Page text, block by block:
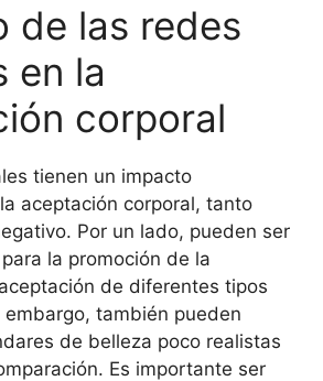
de las redes
en la
corporal
tienen un impacto
aceptación corporal, tanto
Por un lado, pueden ser
la promoción de la
de diferentes tipos
embargo, también pueden
de belleza poco realistas
Es importante ser